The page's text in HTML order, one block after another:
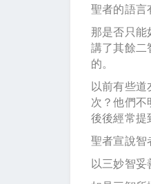
聖者的語言
那是否只能
講了其餘二
的。
以前有些道
次？他們不
後後經常提
聖者宣說智
以三妙智妥